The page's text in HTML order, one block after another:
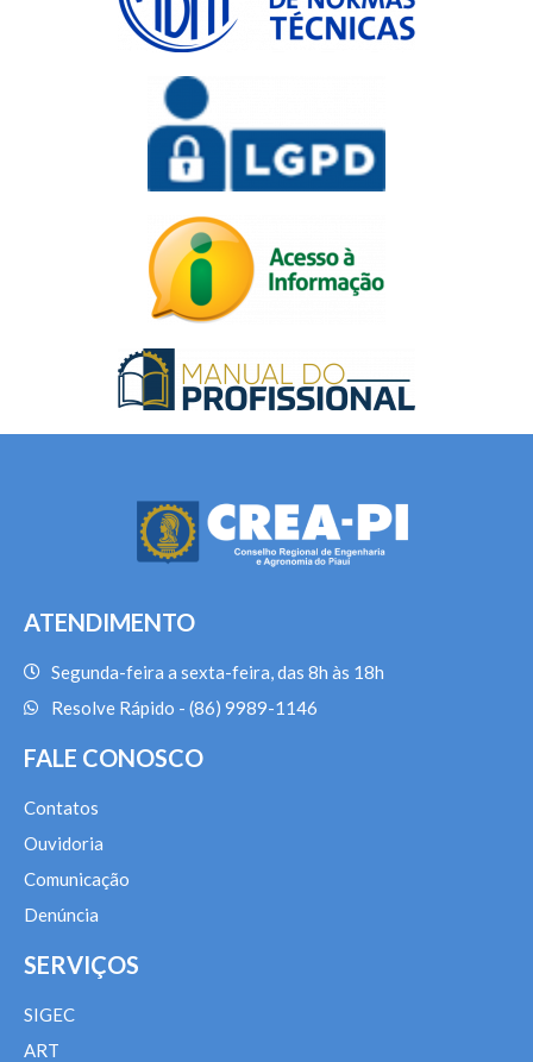
ATENDIMENTO
Segunda-feira a sexta-feira, das 8h às 18h
Resolve Rápido - (86) 9989-1146
FALE CONOSCO
Contatos
Ouvidoria
Comunicação
Denúncia
SERVIÇOS
SIGEC
ART